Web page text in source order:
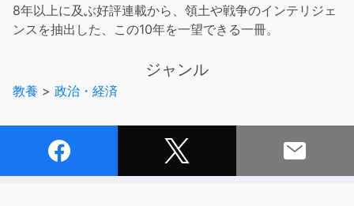
8年以上に及ぶ好評連載から、領土や戦争のインテリジェ
ンスを抽出した、この10年を一望できる一冊。
ジャンル
教養 > 政治・経済